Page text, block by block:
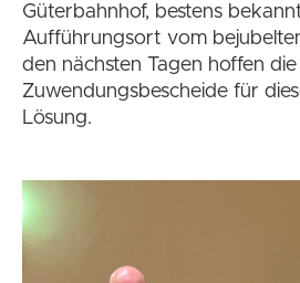
Güterbahnhof, bestens
Aufführungsort vom
den nächsten Tagen hoffen
Zuwendungsbescheide für
Lösung.